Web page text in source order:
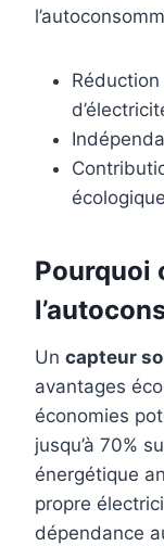
écologique
Pourquoi
Un capteur
avantages
économies
jusqu’à 70%
énergétique
propre
dépendance